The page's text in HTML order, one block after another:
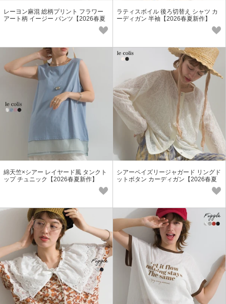
レーヨン麻混 総柄プリント フラワー
アート柄 イージー パンツ【2026春夏
ラティスボイル 後ろ切替え シャツ カ
ーディガン 半袖【2026春夏新作】
綿天竺×シアー レイヤード風 タンクト
ップ チュニック【2026春夏新作】
シアーペイズリージャガード リングド
ットボタン カーディガン【2026春夏